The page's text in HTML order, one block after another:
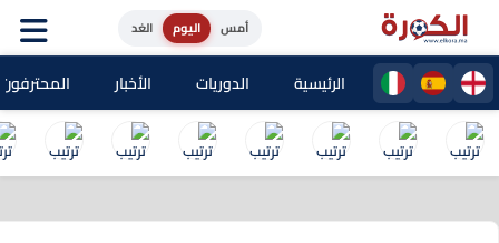
اليوم الغد
الرئيسية الدوريات الأخبار المحترفون